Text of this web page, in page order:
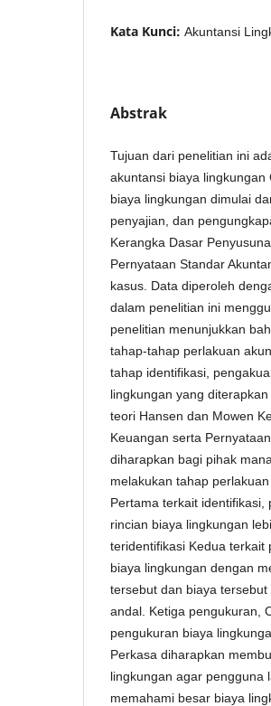
Kata Kunci: Akuntansi
Abstrak
Tujuan dari penelitian ini
akuntansi biaya lingkungan
biaya lingkungan dimulai
penyajian, dan
Kerangka Dasar
Pernyataan Standar
kasus. Data diperoleh
dalam penelitian ini
penelitian menunjukkan
tahap-tahap perlakuan
tahap identifikasi,
lingkungan yang
teori Hansen dan Mowen
Keuangan serta
diharapkan bagi pihak
melakukan tahap
Pertama terkait
rincian biaya lingkungan
teridentifikasi Kedua
biaya lingkungan dengan
tersebut dan biaya
andal. Ketiga pengukuran,
pengukuran biaya
Perkasa diharapkan
lingkungan agar pengguna
memahami besar biaya